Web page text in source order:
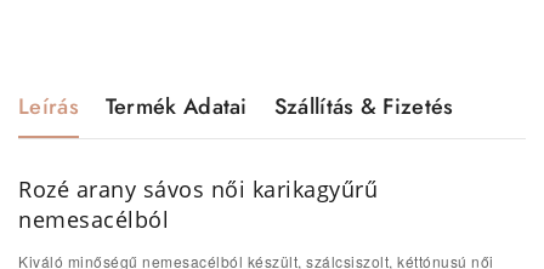
Leírás Termék Adatai Szállítás & Fizetés
Rozé arany sávos női karikagyűrű
nemesacélból
Kiváló minőségű nemesacélból készült, szálcsiszolt, kéttónusú női